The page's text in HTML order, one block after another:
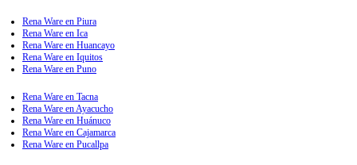
Rena Ware en Piura
Rena Ware en Ica
Rena Ware en Huancayo
Rena Ware en Iquitos
Rena Ware en Puno
Rena Ware en Tacna
Rena Ware en Ayacucho
Rena Ware en Huánuco
Rena Ware en Cajamarca
Rena Ware en Pucallpa